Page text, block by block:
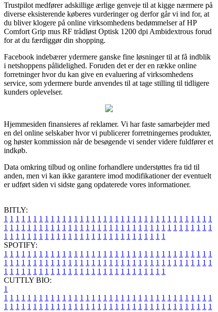
Trustpilot medfører adskillige ærlige genveje til at kigge nærmere på
diverse eksisterende køberes vurderinger og derfor går vi ind for, at
du bliver klogere på online virksomhedens bedømmelser af HP
Comfort Grip mus RF trådløst Optisk 1200 dpi Ambidextrous forud
for at du færdiggør din shopping.
Facebook indebærer ydermere ganske fine løsninger til at få indblik
i netshoppens pålidelighed. Foruden det er der en række online
forretninger hvor du kan give en evaluering af virksomhedens
service, som ydermere burde anvendes til at tage stilling til tidligere
kunders oplevelser.
Hjemmesiden finansieres af reklamer. Vi har faste samarbejder med
en del online selskaber hvor vi publicerer forretningernes produkter,
og høster kommission når de besøgende vi sender videre fuldfører et
indkøb.
Data omkring tilbud og online forhandlere understøttes fra tid til
anden, men vi kan ikke garantere imod modifikationer der eventuelt
er udført siden vi sidste gang opdaterede vores informationer.
BITLY:
1 1 1 1 1 1 1 1 1 1 1 1 1 1 1 1 1 1 1 1 1 1 1 1 1 1 1 1 1 1 1 1 1 1 1 1
1 1 1 1 1 1 1 1 1 1 1 1 1 1 1 1 1 1 1 1 1 1 1 1 1 1 1 1 1 1 1 1 1 1 1 1
1 1 1 1 1 1 1 1 1 1 1 1 1 1 1 1 1 1 1 1 1 1 1 1 1 1 1 1
SPOTIFY:
1 1 1 1 1 1 1 1 1 1 1 1 1 1 1 1 1 1 1 1 1 1 1 1 1 1 1 1 1 1 1 1 1 1 1 1
1 1 1 1 1 1 1 1 1 1 1 1 1 1 1 1 1 1 1 1 1 1 1 1 1 1 1 1 1 1 1 1 1 1 1 1
1 1 1 1 1 1 1 1 1 1 1 1 1 1 1 1 1 1 1 1 1 1 1 1 1 1 1 1
CUTTLY BIO:
1
1 1 1 1 1 1 1 1 1 1 1 1 1 1 1 1 1 1 1 1 1 1 1 1 1 1 1 1 1 1 1 1 1 1 1 1
1 1 1 1 1 1 1 1 1 1 1 1 1 1 1 1 1 1 1 1 1 1 1 1 1 1 1 1 1 1 1 1 1 1 1 1